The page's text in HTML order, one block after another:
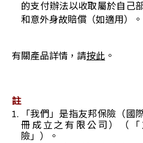
的支付辦法以收取屬於自己
和意外身故賠償（如適用）。
有關產品詳情，請按此 。
註
「我們」是指友邦保險（國
冊成立之有限公司）（
險」）。